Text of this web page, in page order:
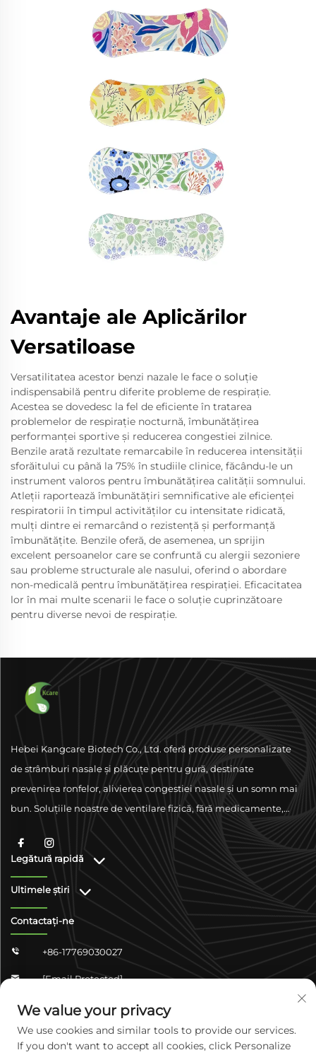
Avantaje ale Aplicărilor
Versatiloase
Versatilitatea acestor benzi nazale le face o soluţie
indispensabilă pentru diferite probleme de respiraţie.
Acestea se dovedesc la fel de eficiente în tratarea
problemelor de respiraţie nocturnă, îmbunătăţirea
performanţei sportive şi reducerea congestiei zilnice.
Benzile arată rezultate remarcabile în reducerea intensităţii
sforăitului cu până la 75% în studiile clinice, făcându-le un
instrument valoros pentru îmbunătăţirea calităţii somnului.
Atleţii raportează îmbunătăţiri semnificative ale eficienţei
respiratorii în timpul activităţilor cu intensitate ridicată,
mulţi dintre ei remarcând o rezistenţă şi performanţă
îmbunătăţite. Benzile oferă, de asemenea, un sprijin
excelent persoanelor care se confruntă cu alergii sezoniere
sau probleme structurale ale nasului, oferind o abordare
non-medicală pentru îmbunătățirea respirației. Eficacitatea
lor în mai multe scenarii le face o soluție cuprinzătoare
pentru diverse nevoi de respirație.
Hebei Kangcare Biotech Co., Ltd. oferă produse personalizate
de strâmburi nasale și plăcuțe pentru gură, destinate
prevenirea ronfelor, alivierea congestiei nasale și un somn mai
bun. Soluțiile noastre de ventilare fizică, fără medicamente,
materiale de calitate superioară și sprijinându-se pe
conformitate la nivel global.
Legătură rapidă
Ultimele știri
Contactați-ne
 +86-17769030027
 [email Protected]

Zhongshan Shangjun 4-304, Districțul Yuhua,
Shijiazhuang, Hebei, China
We value your privacy
We use cookies and similar tools to provide our services.
If you don't want to accept all cookies, click Personalize